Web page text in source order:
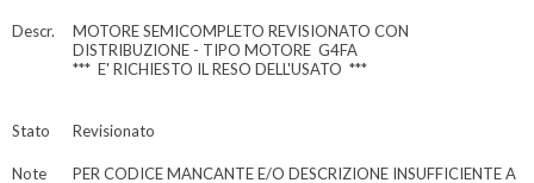
Descr.
MOTORE SEMICOMPLETO REVISIONATO CON
DISTRIBUZIONE - TIPO MOTORE G4FA
*** E' RICHIESTO IL RESO DELL'USATO ***
Stato Revisionato
Note
PER CODICE MANCANTE E/O DESCRIZIONE INSUFFICIENTE A